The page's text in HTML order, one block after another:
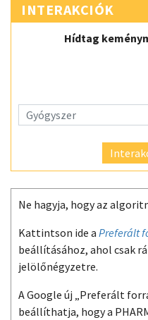
INTERAKCIÓK
Hídtag
Ne hagyja, hogy az
Kattintson ide a Preferált
beállításához, ahol csak
jelölőnégyzetre.
A Google új „Preferált
beállíthatja, hogy a